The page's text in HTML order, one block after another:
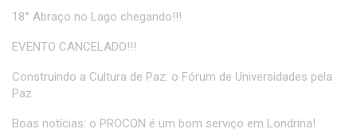
18° Abraço no Lago chegando!!!
EVENTO CANCELADO!!!
Construindo a Cultura de Paz: o Fórum de Universidades pela
Paz
Boas notícias: o PROCON é um bom serviço em Londrina!